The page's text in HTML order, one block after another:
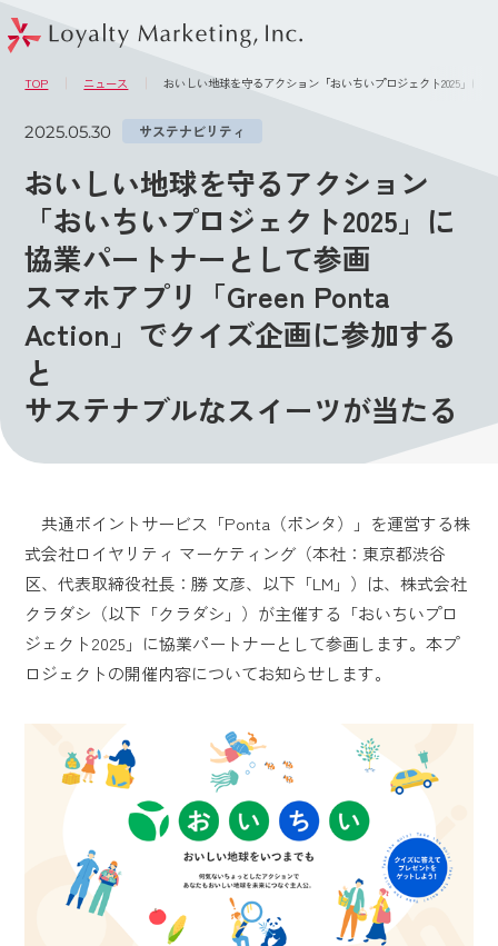
TOP ニュース おいしい地球を守るアクション「おいちいプロジェクト2025」
2025.05.30 サステナビリティ
おいしい地球を守るアクション
「おいちいプロジェクト2025」に
協業パートナーとして参画
スマホアプリ「Green Ponta
Action」でクイズ企画に参加する
と
サステナブルなスイーツが当たる
共通ポイントサービス「Ponta（ポンタ）」を運営する株
式会社ロイヤリティ マーケティング（本社：東京都渋谷
区、代表取締役社長：勝 文彦、以下「LM」）は、株式会社
クラダシ（以下「クラダシ」）が主催する「おいちいプロ
ジェクト2025」に協業パートナーとして参画します。本プ
ロジェクトの開催内容についてお知らせします。